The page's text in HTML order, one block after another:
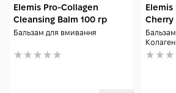
Elemis Pro-Collagen
Cleansing Balm 100 гр
Бальзам для вмивання
Elemis
Cherry
гр